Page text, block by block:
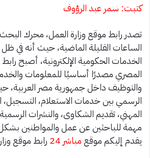
كتبت: سمر عبد الرؤوف
تصدر رابط موقع وزارة العمل، محرك
الساعات القليلة الماضية، حيث أنه في ظل
الخدمات الحكومية الإلكترونية، أصبح
المصري مصدرًا أساسيًا للمعلومات
والتوظيف داخل جمهورية مصر العربية،
الرسمي بين خدمات الاستعلام، التسجيل،
المهني، تقديم الشكاوى، والنشرات
مهمة للباحثين عن عمل والمواطنين
يقدم إليكم موقع مباشر 24 رابط موقع